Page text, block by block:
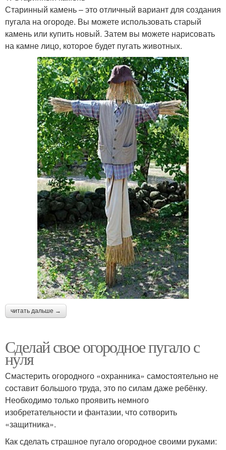
Старинный камень – это отличный вариант для создания
пугала на огороде. Вы можете использовать старый
камень или купить новый. Затем вы можете нарисовать
на камне лицо, которое будет пугать животных.
читать дальше →
Сделай свое огородное пугало с
нуля
Смастерить огородного «охранника» самостоятельно не
составит большого труда, это по силам даже ребёнку.
Необходимо только проявить немного
изобретательности и фантазии, что сотворить
«защитника».
Как сделать страшное пугало огородное своими руками: